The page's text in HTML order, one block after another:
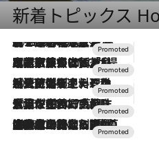
新着トピックス
2026.8.7
【トンボの足水浴】ヒノキの香りに包まれて涼感マックス！約13℃の湧水かけ流しを避暑地「星野温泉 トンボの湯」で体験
2026.7.31
【ホテル帰省】という選択肢をOMOが提案。家族とほどよい距離を保つには「昼は実家、夜は気兼ねなくホテルで！」
2026.7.24
【夏限定ディナーコース】旬を迎える稚鮎や花ズッキーニなどをイタリア・トスカーナの郷土料理の手法で満喫！
2026.7.17
「土佐和ハーブかき氷」がOMO7高知に登場！生姜、山椒、大葉など目にも舌にも涼を呼ぶ郷土の味
2026.7.10
NEW OPEN！【界 草津】名湯の地に誕生。趣の異なる2種の温泉と上州ならではの会席・蕎麦割烹など美食を味わう究極の癒やし旅